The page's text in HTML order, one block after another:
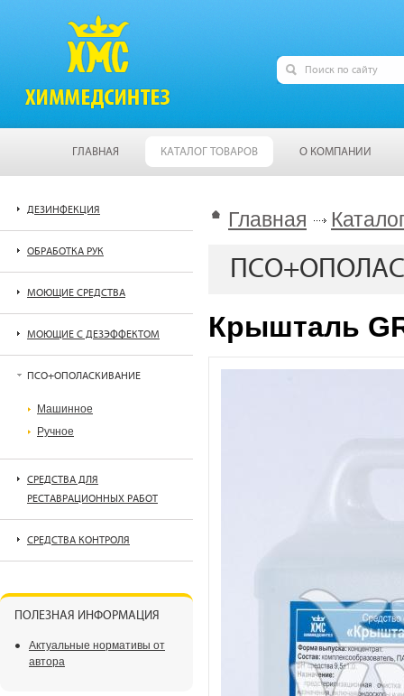
ГЛАВНАЯ КАТАЛОГ ТОВАРОВ О КОМПАНИИ
Главная
Крышталь
ДЕЗИНФЕКЦИЯ
ОБРАБОТКА РУК
МОЮЩИЕ СРЕДСТВА
МОЮЩИЕ С ДЕЗЭФФЕКТОМ
ПСО+ОПОЛАСКИВАНИЕ
Машинное
Ручное
СРЕДСТВА ДЛЯ
РЕСТАВРАЦИОННЫХ РАБОТ
СРЕДСТВА КОНТРОЛЯ
ПОЛЕЗНАЯ ИНФОРМАЦИЯ
Актуальные нормативы от
автора